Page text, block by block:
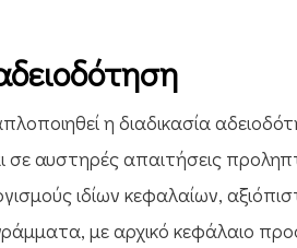
η διαδικασία
σε αυστηρές απαιτήσεις
ιδίων κεφαλαίων,
με αρχικό κεφάλαιο